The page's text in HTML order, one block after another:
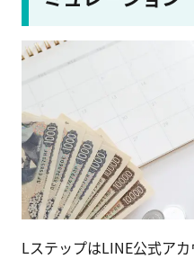
LステップはLINE公式ア